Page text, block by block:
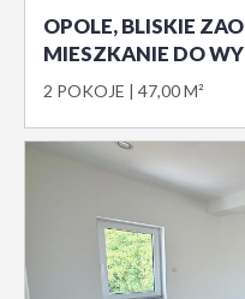
OPOLE, BLISKIE
MIESZKANIE DO
2 POKOJE 47,00 M²